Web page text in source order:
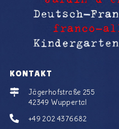
KONTAKT
Jägerhofstraße 255
42349 Wuppertal
+49 202 4376682